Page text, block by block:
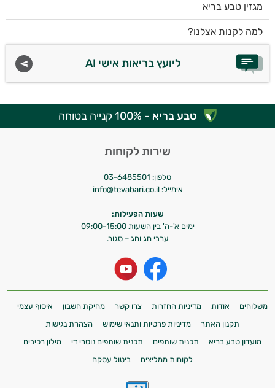
מגזין טבע בריא
למה לקנות אצלנו?
ליועץ בריאות אישי AI
טבע בריא - 100% קנייה בטוחה
שירות לקוחות
טלפון: 03-6485501
אימייל: info@tevabari.co.il
שעות הפעילות:
ימים א'-ה' בין השעות 09:00-15:00
ערבי חג וחג – סגור.
משלוחים אודות מדיניות החזרות צרו קשר מחיקת חשבון
איסוף עצמי
תקנון האתר
מדיניות פרטיות ותנאי שימוש
הצהרת נגישות
מועדון טבע בריא
תכנית שותפים תכנית שותפים נוטרי די
מילון רכיבים
לקוחות ממליצים
ביטול עסקה